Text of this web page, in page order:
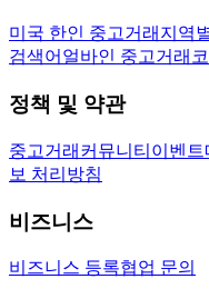
미국 한인 중고거래 지역
검색어 얼바인 중고거래
정책 및 약관
중고거래 커뮤니티 이벤트
보 처리방침
비즈니스
비즈니스 등록협업 문의